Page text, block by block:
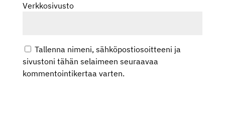
Verkkosivusto
Tallenna nimeni, sähköpostiosoitteeni ja
sivustoni tähän selaimeen seuraavaa
kommentointikertaa varten.